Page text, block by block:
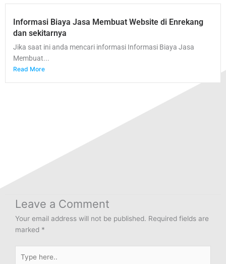
Informasi Biaya Jasa Membuat Website di Enrekang
dan sekitarnya
Jika saat ini anda mencari informasi Informasi Biaya Jasa
Membuat...
Read More
Leave a Comment
Your email address will not be published. Required fields are
marked *
here..